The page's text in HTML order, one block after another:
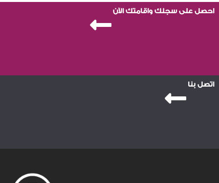
احصل على سجلك واقامتك الآن
اتصل بنا